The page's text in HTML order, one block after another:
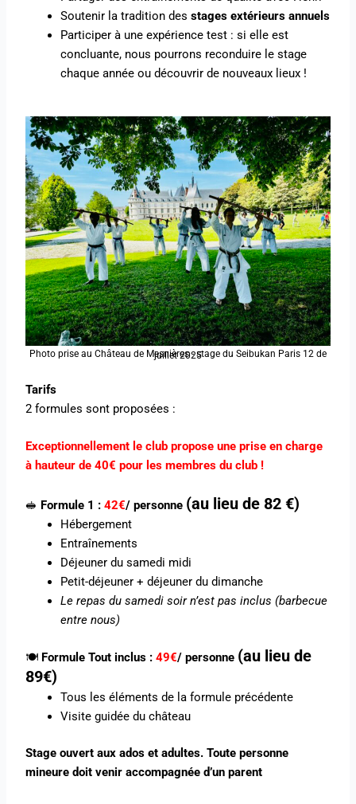
Soutenir la tradition desstages extérieurs annuels
Participer à une expérience test : si elle est
concluante, nous pourrons reconduire le stage
chaque année ou découvrir de nouveaux lieux !
Photo prise au Château de Mesnières - stage du Seibukan Paris 12 de juillet 2025
Tarifs
2 formules sont proposées :
Exceptionnellement le club propose une prise en charge
à hauteur de 40€ pour les membres du club !
🥪 Formule 1 :42€/ personne (au lieu de 82 €)
Hébergement
Entraînements
Déjeuner du samedi midi
Petit-déjeuner + déjeuner du dimanche
Le repas du samedi soir n’est pas inclus (barbecue
entre nous)
🍽️ Formule Tout inclus :49€/ personne (au lieu de
89€)
Tous les éléments de la formule précédente
Visite guidée du château
Stage ouvert aux ados et adultes. Toute personne
mineure doit venir accompagnée d’un parent